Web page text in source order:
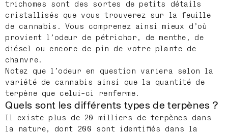
trichomes sont des sortes de petits détails
cristallisés que vous trouverez sur la feuille
de cannabis. Vous comprenez ainsi mieux d’où
provient l’odeur de pétrichor, de menthe, de
diésel ou encore de pin de votre plante de
chanvre.
Notez que l’odeur en question variera selon la
variété de cannabis ainsi que la quantité de
terpène que celui-ci renferme.
Quels sont les différents types de terpènes ?
Il existe plus de 20 milliers de terpènes dans
la nature, dont 200 sont identifiés dans la